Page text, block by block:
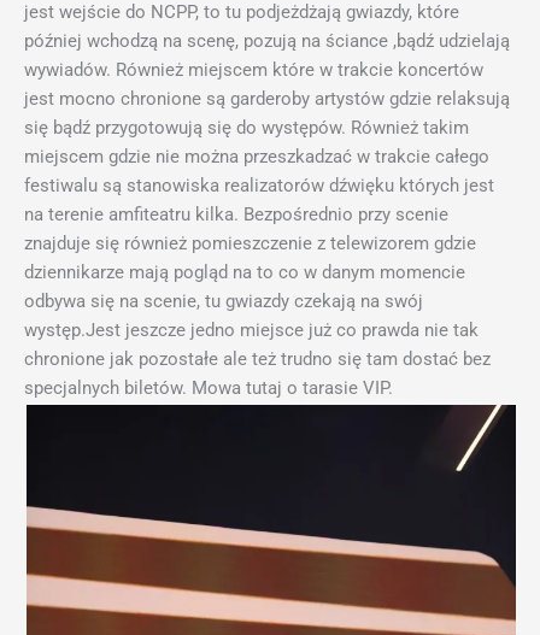
jest wejście do NCPP, to tu podjeżdżają gwiazdy, które
później wchodzą na scenę, pozują na ściance ,bądź udzielają
wywiadów. Również miejscem które w trakcie koncertów
jest mocno chronione są garderoby artystów gdzie relaksują
się bądź przygotowują się do występów. Również takim
miejscem gdzie nie można przeszkadzać w trakcie całego
festiwalu są stanowiska realizatorów dźwięku których jest
na terenie amfiteatru kilka. Bezpośrednio przy scenie
znajduje się również pomieszczenie z telewizorem gdzie
dziennikarze mają pogląd na to co w danym momencie
odbywa się na scenie, tu gwiazdy czekają na swój
występ.Jest jeszcze jedno miejsce już co prawda nie tak
chronione jak pozostałe ale też trudno się tam dostać bez
specjalnych biletów. Mowa tutaj o tarasie VIP.